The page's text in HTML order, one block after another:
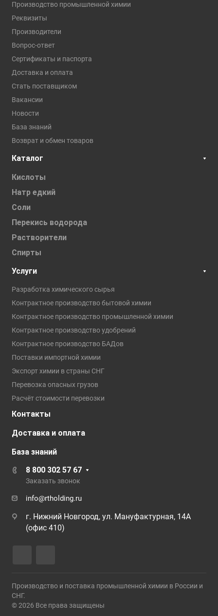
Производство промышленной химии
Реквизиты
Производители
Вопрос-ответ
Сертификаты и паспорта
Доставка и оплата
Стать поставщиком
Вакансии
Новости
База знаний
Возврат и обмен товаров
Каталог
Кислоты
Натр едкий
Соли
Перекись водорода
Растворители
Спирты
Услуги
Разработка химического сырья
Контрактное производство бытовой химии
Контрактное производство промышленной химии
Контрактное производство удобрений
Контрактное производство БАДов
Поставки импортной химии
Экспорт химии в страны СНГ
Перевозка опасных грузов
Расчёт стоимости перевозки
Контакты
Доставка и оплата
База знаний
8 800 302 57 67
Заказать звонок
info@rtholding.ru
г. Нижний Новгород, ул. Мануфактурная, 14А
(офис 410)
Производство и поставка промышленной химии в России и
СНГ.
© 2026 Все права защищены